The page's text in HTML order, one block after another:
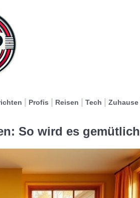
Profis Reisen Tech Zuhause
So wird es gemütlich